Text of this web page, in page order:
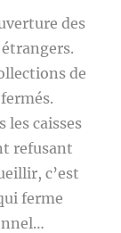
des
de
les caisses
refusant
c’est
ferme